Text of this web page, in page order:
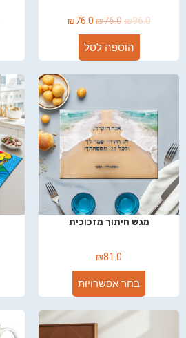
₪96.0
₪76.0
₪76.0
הוספה לסל
מגש חיתוך מזכוכית
₪81.0
בחר אפשרויות